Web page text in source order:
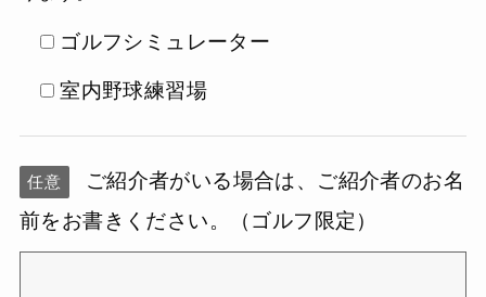
ゴルフシミュレーター
室内野球練習場
任意
ご紹介者がいる場合は、ご紹介者のお名
前をお書きください。（ゴルフ限定）